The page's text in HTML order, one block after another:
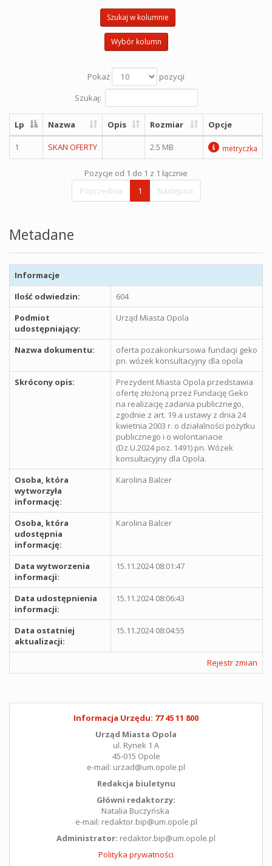
Szukaj w kolumnie
Wybór kolumn
Pokaż
pozycji
Szukaj:
Lp Nazwa Opis Rozmiar Opcje
1 SKAN OFERTY 2.5 MB metryczka
Pozycje od 1 do 1 z 1 łącznie
Poprzednia
1 Następna
Metadane
Informacje
Ilość odwiedzin:
604
Podmiot
udostępniający:
Urząd Miasta Opola
Nazwa dokumentu:
oferta pozakonkursowa fundacji geko
pn. wózek konsultacyjny dla opola
Skrócony opis:
Prezydent Miasta Opola przedstawia
ofertę złożoną przez Fundację Geko
na realizację zadania publicznego,
zgodnie z art. 19 a ustawy z dnia 24
kwietnia 2003 r. o działalności pożytku
publicznego i o wolontariacie
(Dz.U.2024 poz. 1491) pn. Wózek
konsultacyjny dla Opola.
Osoba, która
wytworzyła
informację:
Karolina Balcer
Osoba, która
udostępnia
informację:
Karolina Balcer
Data wytworzenia
informacji:
15.11.2024 08:01:47
Data udostępnienia
informacji:
15.11.2024 08:06:43
Data ostatniej
aktualizacji:
15.11.2024 08:04:55
Rejestr zmian
Informacja Urzędu: 77 45 11 800
Urząd Miasta Opola
ul. Rynek 1 A
45-015 Opole
e-mail: urzad@um.opole.pl
Redakcja biuletynu
Główni redaktorzy:
Natalia Buczyńska
e-mail: redaktor.bip@um.opole.pl
Administrator: redaktor.bip@um.opole.pl
Polityka prywatności